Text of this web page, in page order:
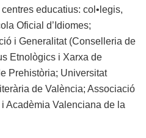
educatius: col•legis,
Oficial d’Idiomes;
i Generalitat (Conselleria de
Etnològics i Xarxa de
Prehistòria; Universitat
de València; Associació
Acadèmia Valenciana de la